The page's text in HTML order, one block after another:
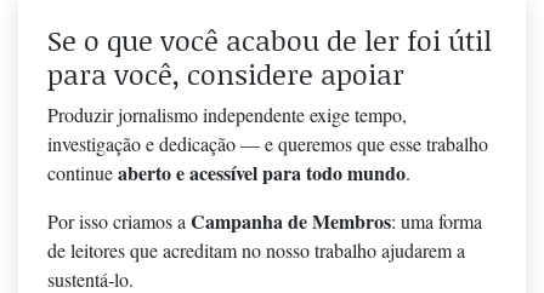
Se o que você acabou de ler foi útil
para você, considere apoiar
Produzir jornalismo independente exige tempo,
investigação e dedicação — e queremos que esse trabalho
continueaberto e acessível para todo mundo.
Por isso criamos a Campanha de Membros: uma forma
de leitores que acreditam no nosso trabalho ajudarem a
sustentá-lo.